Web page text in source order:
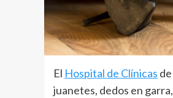
El Hospital de Clínicas
juanetes, dedos en